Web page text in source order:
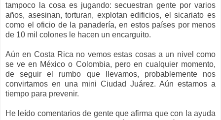
tampoco la cosa es jugando: secuestran gente por varios
años, asesinan, torturan, explotan edificios, el sicariato es
como el oficio de la panadería, en estos países por menos
de 10 mil colones le hacen un encarguito.
Aún en Costa Rica no vemos estas cosas a un nivel como
se ve en México o Colombia, pero en cualquier momento,
de seguir el rumbo que llevamos, probablemente nos
convirtamos en una mini Ciudad Juárez. Aún estamos a
tiempo para prevenir.
He leído comentarios de gente que afirma que con la ayuda